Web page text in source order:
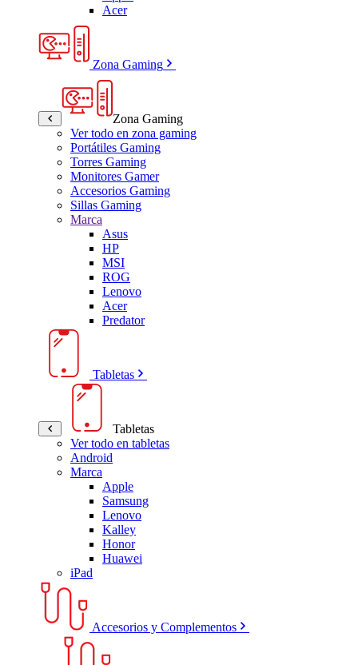
Acer
Zona Gaming
Zona Gaming
Ver todo en zona gaming
Portátiles Gaming
Torres Gaming
Monitores Gamer
Accesorios Gaming
Sillas Gaming
Marca
Asus
HP
MSI
ROG
Lenovo
Acer
Predator
Tabletas
Tabletas
Ver todo en tabletas
Android
Marca
Apple
Samsung
Lenovo
Kalley
Honor
Huawei
iPad
Accesorios y Complementos